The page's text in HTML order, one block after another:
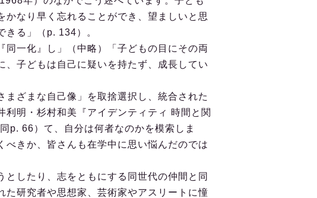
なり早く忘れることができ、望ましいと思
きる」（p. 134）。
一化』し」（中略）「子どもの目にその両
子どもは自己に疑いを持たず、成長してい
ざまな自己像」を取捨選択し、統合された
利明・杉村和美『アイデンティティ 時間と関
p. 66）て、自分は何者なのかを模索しま
きか、皆さんも在学中に思い悩んだのでは
したり、志をともにする同世代の仲間と同
研究者や思想家、芸術家やアスリートに憧